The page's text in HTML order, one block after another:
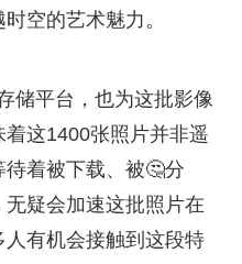
空的艺术魅力。
储平台，也为这批影像
这1400张照片并非遥
着被下载、被🤔分
疑会加速这批照片在
有机会接触到这段特